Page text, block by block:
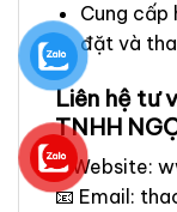
Cung cấp
đặt và
Liên hệ tư
TNHH
🌐 Website:
📧 Email: